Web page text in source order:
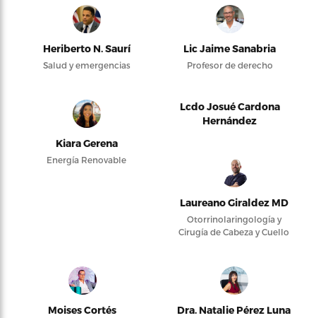
Heriberto N. Saurí
Salud y emergencias
Lic Jaime Sanabria
Profesor de derecho
Kiara Gerena
Energía Renovable
Lcdo Josué Cardona
Hernández
Laureano Giraldez MD
Otorrinolaringología y
Cirugía de Cabeza y Cuello
Moises Cortés Dra. Natalie Pérez Luna